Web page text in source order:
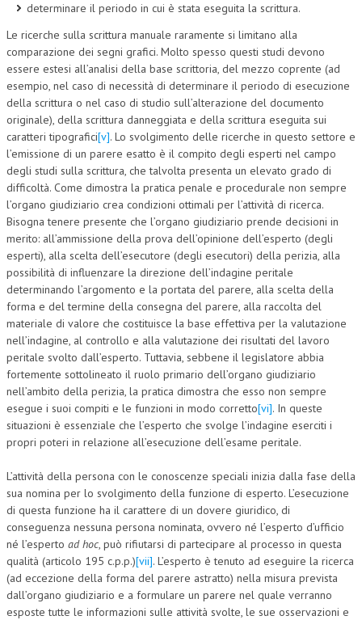
determinare il periodo in cui è stata eseguita la scrittura.
Le ricerche sulla scrittura manuale raramente si limitano alla
comparazione dei segni grafici. Molto spesso questi studi devono
essere estesi all’analisi della base scrittoria, del mezzo coprente (ad
esempio, nel caso di necessità di determinare il periodo di esecuzione
della scrittura o nel caso di studio sull’alterazione del documento
originale), della scrittura danneggiata e della scrittura eseguita sui
caratteri tipografici[v]. Lo svolgimento delle ricerche in questo settore e
l’emissione di un parere esatto è il compito degli esperti nel campo
degli studi sulla scrittura, che talvolta presenta un elevato grado di
difficoltà. Come dimostra la pratica penale e procedurale non sempre
l’organo giudiziario crea condizioni ottimali per l’attività di ricerca.
Bisogna tenere presente che l’organo giudiziario prende decisioni in
merito: all’ammissione della prova dell’opinione dell’esperto (degli
esperti), alla scelta dell’esecutore (degli esecutori) della perizia, alla
possibilità di influenzare la direzione dell’indagine peritale
determinando l’argomento e la portata del parere, alla scelta della
forma e del termine della consegna del parere, alla raccolta del
materiale di valore che costituisce la base effettiva per la valutazione
nell’indagine, al controllo e alla valutazione dei risultati del lavoro
peritale svolto dall’esperto. Tuttavia, sebbene il legislatore abbia
fortemente sottolineato il ruolo primario dell’organo giudiziario
nell’ambito della perizia, la pratica dimostra che esso non sempre
esegue i suoi compiti e le funzioni in modo corretto[vi]. In queste
situazioni è essenziale che l’esperto che svolge l’indagine eserciti i
propri poteri in relazione all’esecuzione dell’esame peritale.
L’attività della persona con le conoscenze speciali inizia dalla fase della
sua nomina per lo svolgimento della funzione di esperto. L’esecuzione
di questa funzione ha il carattere di un dovere giuridico, di
conseguenza nessuna persona nominata, ovvero né l’esperto d’ufficio
né l’esperto ad hoc, può rifiutarsi di partecipare al processo in questa
qualità (articolo 195 c.p.p.)[vii]. L’esperto è tenuto ad eseguire la ricerca
(ad eccezione della forma del parere astratto) nella misura prevista
dall’organo giudiziario e a formulare un parere nel quale verranno
esposte tutte le informazioni sulle attività svolte, le sue osservazioni e